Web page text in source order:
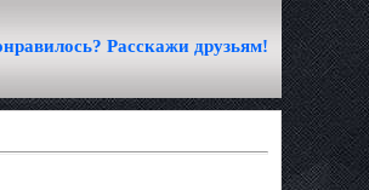
Расскажи друзьям!